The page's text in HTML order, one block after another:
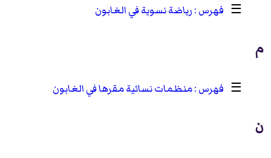
☰ رياضة نسوية في الغابون
م
☰ منظمات نسائية مقرها في الغابون
ن